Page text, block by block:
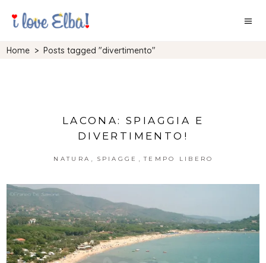
Home >Posts tagged "divertimento"
LACONA: SPIAGGIA E
DIVERTIMENTO!
NATURA , SPIAGGE , TEMPO LIBERO